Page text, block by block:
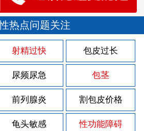
治疗前列腺炎都要注意些什么
慢性前列腺炎的病因有哪些？ 2026-08-04
怎么看出自己是不是患有前列腺炎 2026-08-04
慢性前列腺炎饮食方面注意事项 2026-08-04
区 2026-08-04
原因 2026-08-03
热点问题关注
射精过快 包皮过长
尿频尿急 包茎
前列腺炎 割包皮价格
龟头敏感 性功能障碍